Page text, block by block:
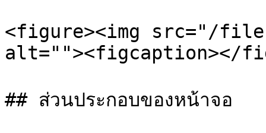
<figure><img src="/files/
alt=""><figcaption></
## ส่วนประกอบของหน้าจอ